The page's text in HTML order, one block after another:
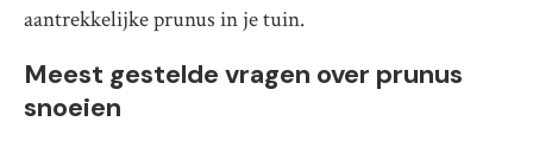
aantrekkelijke prunus in je tuin.
Meest gestelde vragen over prunus
snoeien